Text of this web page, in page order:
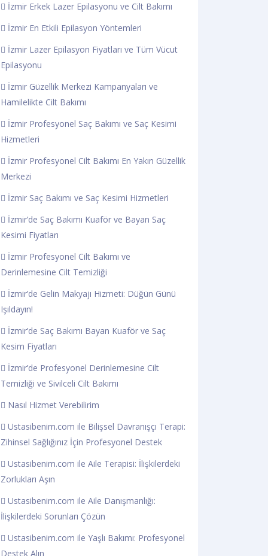
İzmir Erkek Lazer Epilasyonu ve Cilt Bakımı
İzmir En Etkili Epilasyon Yöntemleri
İzmir Lazer Epilasyon Fiyatları ve Tüm Vücut
Epilasyonu
İzmir Güzellik Merkezi Kampanyaları ve
Hamilelikte Cilt Bakımı
İzmir Profesyonel Saç Bakımı ve Saç Kesimi
Hizmetleri
İzmir Profesyonel Cilt Bakımı En Yakın Güzellik
Merkezi
İzmir Saç Bakımı ve Saç Kesimi Hizmetleri
İzmir’de Saç Bakımı Kuaför ve Bayan Saç
Kesimi Fiyatları
İzmir Profesyonel Cilt Bakımı ve
Derinlemesine Cilt Temizliği
İzmir’de Gelin Makyajı Hizmeti: Düğün Günü
Işıldayın!
İzmir’de Saç Bakımı Bayan Kuaför ve Saç
Kesim Fiyatları
İzmir’de Profesyonel Derinlemesine Cilt
Temizliği ve Sivilceli Cilt Bakımı
Nasıl Hizmet Verebilirim
Ustasibenim.com ile Bilişsel Davranışçı Terapi:
Zihinsel Sağlığınız İçin Profesyonel Destek
Ustasibenim.com ile Aile Terapisi: İlişkilerdeki
Zorlukları Aşın
Ustasibenim.com ile Aile Danışmanlığı:
İlişkilerdeki Sorunları Çözün
Ustasibenim.com ile Yaşlı Bakımı: Profesyonel
Destek Alın